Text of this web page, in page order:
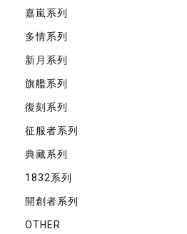
嘉嵐系列
多情系列
新月系列
旗艦系列
復刻系列
征服者系列
典藏系列
1832系列
開創者系列
OTHER